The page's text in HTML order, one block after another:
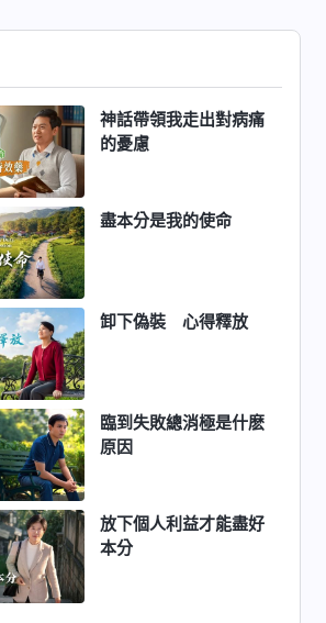
神話帶領我走出對病痛
的憂慮
盡本分是我的使命
卸下偽裝 心得釋放
臨到失敗總消極是什麽
原因
放下個人利益才能盡好
本分